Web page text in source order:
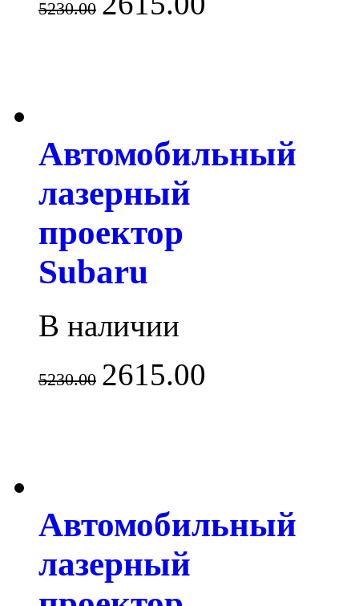
5230.00
Автомобильный
лазерный
проектор
Subaru
В наличии
5230.00 2615.00
Автомобильный
лазерный